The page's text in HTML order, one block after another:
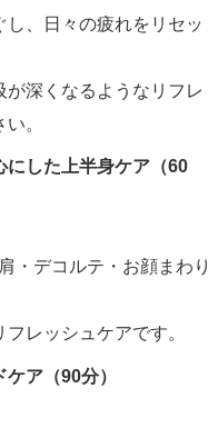
、日々の疲れをリセッ
深くなるようなリフレ
。
にした上半身ケア（60
・デコルテ・お顔まわり
レッシュケアです。
ア（90分）